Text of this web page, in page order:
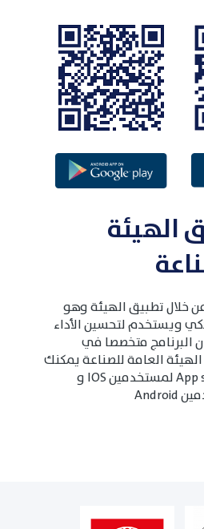
الهيئة
خلال تطبيق الهيئة وهو
ويستخدم لتحسين الأداء
البرنامج متخصصا في
العامة للصناعة يمكنك
تحميلة من خلال App store لمستخدمين IOS و